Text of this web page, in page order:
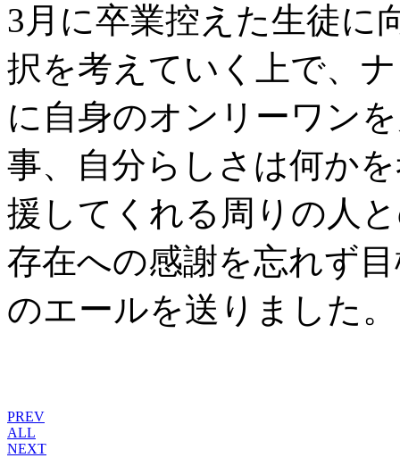
3月に卒業控えた生徒に
択を考えていく上で、
に自身のオンリーワン
事、自分らしさは何か
援してくれる周りの人
存在への感謝を忘れず
のエールを送りました。
PREV
ALL
NEXT